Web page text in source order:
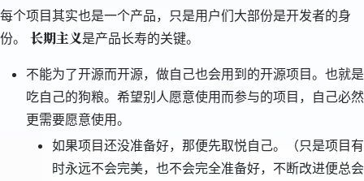
每个项目其实也是一个产品，只是用户们大部份是开发者的身
份。 长期主义是产品长寿的关键。
不能为了开源而开源，做自己也会用到的开源项目。也就是
吃自己的狗粮。希望别人愿意使用而参与的项目，自己必然
更需要愿意使用。
如果项目还没准备好，那便先取悦自己。（只是项目有
时永远不会完美，也不会完全准备好，不断改进便总会